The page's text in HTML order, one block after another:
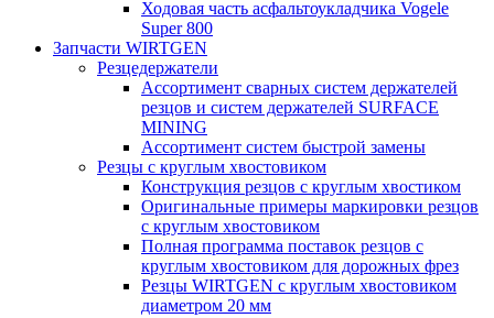
Ходовая часть асфальтоукладчика Vogele
Super 800
Запчасти WIRTGEN
Резцедержатели
Ассортимент сварных систем держателей
резцов и систем держателей SURFACE
MINING
Ассортимент систем быстрой замены
Резцы с круглым хвостовиком
Конструкция резцов с круглым хвостиком
Оригинальные примеры маркировки резцов
с круглым хвостовиком
Полная программа поставок резцов с
круглым хвостовиком для дорожных фрез
Резцы WIRTGEN с круглым хвостовиком
диаметром 20 мм